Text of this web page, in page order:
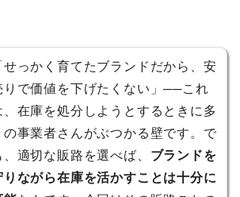
せっかく育てたブランドだから、安
りで価値を下げたくない」──これ
、在庫を処分しようとするときに多
の事業者さんがぶつかる壁です。で
、適切な販路を選べば、 ブランドを
りながら在庫を活かすことは十分に